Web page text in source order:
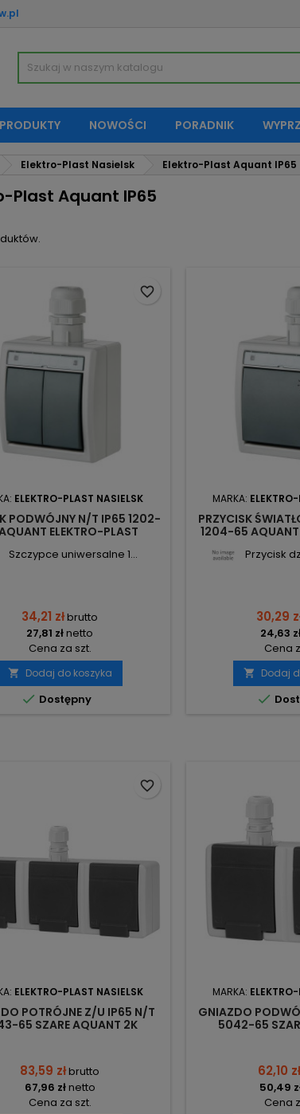
NOWOŚCI PORADNIK
Elektro-Plast Nasielsk Elektro-Plast Aquant IP65
Plast Aquant IP65
ELEKTRO-PLAST NASIELSK
PODWÓJNY N/T IP65 1202-
ELEKTRO-PLAST
Szczypce uniwersalne 1...
34,21 złbrutto
27,81 złnetto
Cena za szt.
 Dodaj do koszyka
 Dostępny
favorite_border
MARKA:
PRZYCISK
1204-65 AQUANT
Przycisk
30,29
24,63
Cena
 Dodaj

ELEKTRO-PLAST NASIELSK
POTRÓJNE Z/U IP65 N/T
65 SZARE AQUANT 2K
83,59 złbrutto
67,96 złnetto
Cena za szt.
favorite_border
MARKA:
GNIAZDO
5042-65
62,10 zł
50,49
Cena
listy życzeń
Utwórz nową listę
listę życzeń
się
być zalogowany by zapisać produkty na swojej